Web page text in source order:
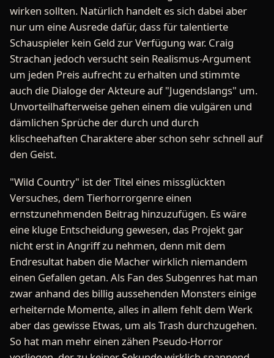
wirken sollten. Natürlich handelt es sich dabei aber
nur um eine Ausrede dafür, dass für talentierte
Schauspieler kein Geld zur Verfügung war. Craig
Strachan jedoch versucht sein Realismus-Argument
um jeden Preis aufrecht zu erhalten und stimmte
auch die Dialoge der Akteure auf "Jugendslangs" um.
Unvorteilhafterweise gehen einem die vulgären und
dämlichen Sprüche der durch und durch
klischeehaften Charaktere aber schon sehr schnell auf
den Geist.
"Wild Country" ist der Titel eines missglückten
Versuches, dem Tierhorrorgenre einen
ernstzunehmenden Beitrag hinzuzufügen. Es wäre
eine kluge Entscheidung gewesen, das Projekt gar
nicht erst in Angriff zu nehmen, denn mit dem
Endresultat haben die Macher wirklich niemandem
einen Gefallen getan. Als Fan des Subgenres hat man
zwar anhand des billig aussehenden Monsters einige
erheiternde Momente, alles in allem fehlt dem Werk
aber das gewisse Etwas, um als Trash durchzugehen.
So hat man mehr einen zähen Pseudo-Horror